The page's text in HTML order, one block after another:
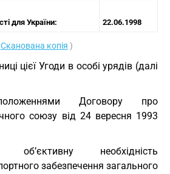
для України: 22.06.1998
Сканована копія )
цієї Угоди в особі урядів (далі
Договору про
союзу від 24 вересня 1993
об’єктивну необхідність
забезпечення загального